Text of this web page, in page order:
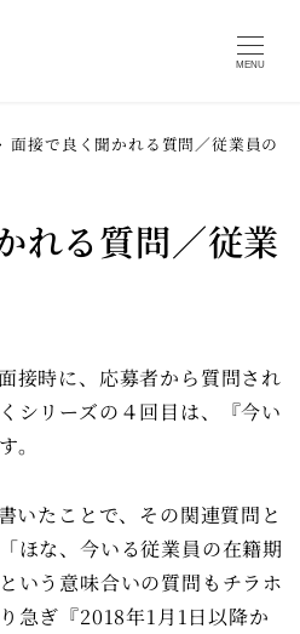
MENU
面接で良く聞かれる質問／従業員の
れる質問／従業
接時に、応募者から質問され
シリーズの４回目は、『今い
。
いたことで、その関連質問と
ほな、今いる従業員の在籍期
いう意味合いの質問もチラホ
急ぎ『2018年1月1日以降か